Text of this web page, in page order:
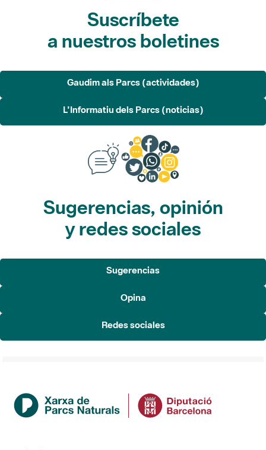
Suscríbete
a nuestros boletines
Gaudim als Parcs (actividades)
L'Informatiu dels Parcs (noticias)
Sugerencias, opinión
y redes sociales
Sugerencias
Opina
Redes sociales